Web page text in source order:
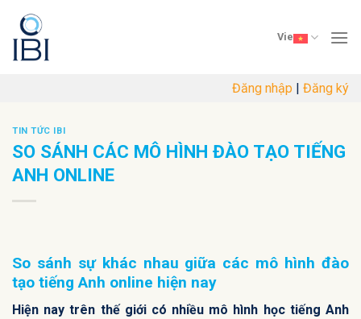
content
Vie
Đăng nhập | Đăng ký
TIN TỨC IBI
SO SÁNH CÁC MÔ HÌNH ĐÀO TẠO TIẾNG
ANH ONLINE
So sánh sự khác nhau giữa các mô hình đào
tạo tiếng Anh online hiện nay
Hiện nay trên thế giới có nhiều mô hình học tiếng Anh